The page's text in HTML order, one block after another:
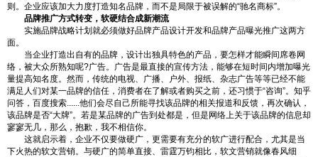
则。企业应该加大力度打造知名品牌，而不是局限于被误解的“驰名商标”。
品牌推广方式转变，软硬结合成新潮流
实施品牌战略计划就必须做好品牌产品设计开发和品牌产品曝光推广这两方
面。
当企业打造出自有的品牌，设计出独具特色的产品，要怎样才能瞬间席卷网
络，被大众所熟知呢?广告。广告是最直接的宣传方法，能够在短时间内增加曝光
量提高知名度。然而，传统的电视、广播、户外、报纸、杂志广告等等已经不能
满足人们对某一品牌的信任，消费者在了解或者购买之前，还习惯于“咨询”。知乎
问答，百度搜索......他们会尽自己所能寻找该品牌的相关报道和反馈，再次确认，
该品牌是否“大牌”。若是某品牌的广告到处都是，但是网络上关于该品牌的信息却
寥寥无几，那么，抱歉，我不相信你。
这就启示着，企业不仅要做硬广，更需要有充分的软广进行配合，尤其是当
下火热的软文营销。与硬广的简单直接、雷霆万钧相比，软文营销就像春风细